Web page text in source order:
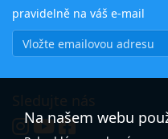
pravidelně na váš e-mail
Na našem webu